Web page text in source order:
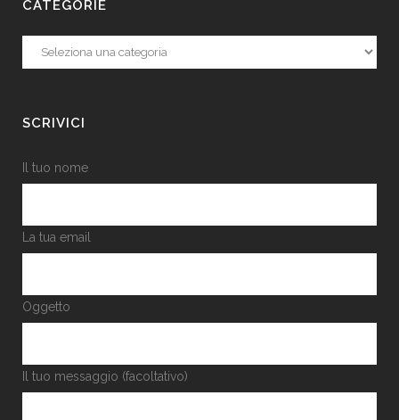
CATEGORIE
Categorie
SCRIVICI
Il tuo nome
La tua email
Oggetto
Il tuo messaggio (facoltativo)